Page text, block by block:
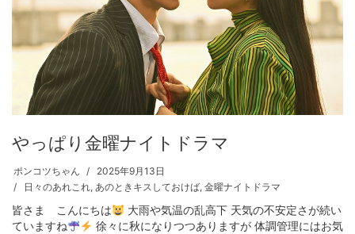
やっぱり金曜ナイトドラマ
ポンコツちゃん
2025年9月13日
日々のあれこれ, あのときキスしておけば, 金曜ナイトドラマ
皆さま こんにちは
大雨や気温の乱高下 天気の不安定さが続い
ていますね
徐々に秋になりつつありますが 体調管理にはお気